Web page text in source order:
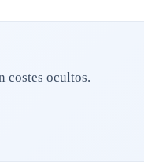
costes ocultos.